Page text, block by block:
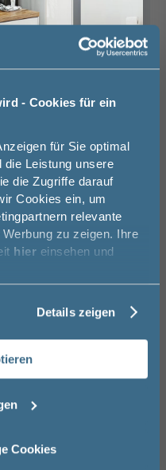
- Cookies für ein
für Sie optimal
die Leistung unsere
die Zugriffe darauf
Cookies ein, um
relevante
zu zeigen. Ihre
hier einsehen und
Details zeigen
Cookies
besuchen
499,00 €
(39,90€) in D.
Entfällt ab 500 € Bestellwert.
Ausland zzgl. Versandkosten
einkaufen
zu unserem
sparen Sie